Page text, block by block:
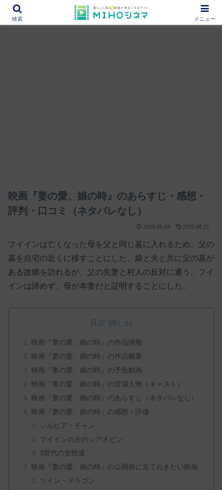
12000作品を紹介！あなたの映画図書館『MIHOシネマ』
映画『妻の愛、娘の時』のあらすじ・感想・
評判・口コミ（ネタバレなし）
2018.08.04 2022.08.21
フイインは亡くなった母を父と同じ墓に入れるため、父の
墓を自宅の近くに移すことにした。娘と夫と共に父の墓が
ある故郷を訪れるが、父の先妻と村人の反対に遭う。フイ
インは諦めず、母が本妻だと証明することにした。
目次
映画『妻の愛、娘の時』の作品情報
映画『妻の愛、娘の時』の作品概要
映画『妻の愛、娘の時』の予告動画
映画『妻の愛、娘の時』の登場人物（キャスト）
映画『妻の愛、娘の時』のあらすじ（ネタバレなし）
映画『妻の愛、娘の時』の感想・評価
シルビア・チャン
フイインの夫のシアオピン
3世代の女性達
映画『妻の愛、娘の時』の公開前に見ておきたい映画
ツイン・ドラゴン
検索 メニュー